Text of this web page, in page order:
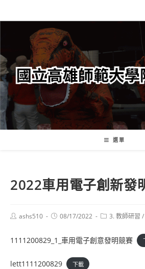
轉
要
內
容
選單
2022車用電子創新發
Postashs510
Post08/17/2022
Post3. 教師研習 /
1111200829_1_車用電子創意發明競賽
lett1111200829 下載